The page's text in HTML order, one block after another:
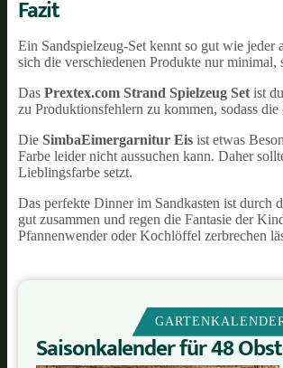
Fazit
Ein Sandspielzeug-Set kennt so gut wie jeder
sich die verschiedenen Produkte nur
Das Prextex.com Strand Spielzeug Set ist
zu Produktionsfehlern zu kommen, sodass
Die SimbaEimergarnitur Eis ist etwas
Farbe leider nicht aussuchen kann. Daher
Lieblingsfarbe setzt.
Das perfekte Dinner im Sandkasten ist durch
gut zusammen und regen die Fantasie der
Pfannenwender oder Kochlöffel zerbrechen
Saisonkalender für 48